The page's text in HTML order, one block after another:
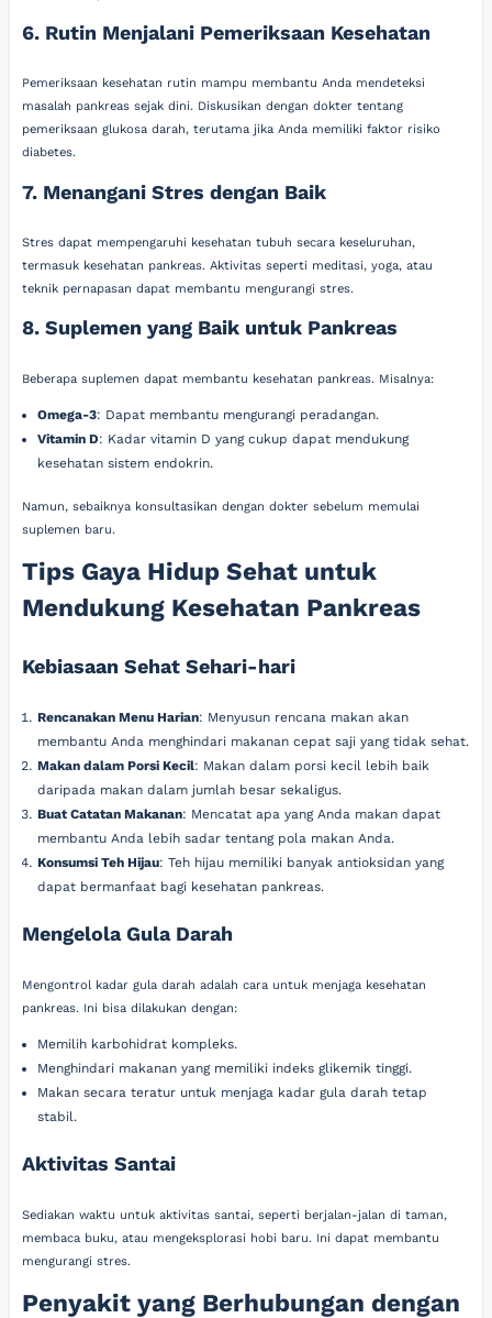
6. Rutin Menjalani Pemeriksaan Kesehatan
Pemeriksaan kesehatan rutin mampu membantu Anda mendeteksi
masalah pankreas sejak dini. Diskusikan dengan dokter tentang
pemeriksaan glukosa darah, terutama jika Anda memiliki faktor risiko
diabetes.
7. Menangani Stres dengan Baik
Stres dapat mempengaruhi kesehatan tubuh secara keseluruhan,
termasuk kesehatan pankreas. Aktivitas seperti meditasi, yoga, atau
teknik pernapasan dapat membantu mengurangi stres.
8. Suplemen yang Baik untuk Pankreas
Beberapa suplemen dapat membantu kesehatan pankreas. Misalnya:
Omega-3: Dapat membantu mengurangi peradangan.
Vitamin D: Kadar vitamin D yang cukup dapat mendukung
kesehatan sistem endokrin.
Namun, sebaiknya konsultasikan dengan dokter sebelum memulai
suplemen baru.
Tips Gaya Hidup Sehat untuk
Mendukung Kesehatan Pankreas
Kebiasaan Sehat Sehari-hari
Rencanakan Menu Harian: Menyusun rencana makan akan
membantu Anda menghindari makanan cepat saji yang tidak sehat.
Makan dalam Porsi Kecil: Makan dalam porsi kecil lebih baik
daripada makan dalam jumlah besar sekaligus.
Buat Catatan Makanan: Mencatat apa yang Anda makan dapat
membantu Anda lebih sadar tentang pola makan Anda.
Konsumsi Teh Hijau: Teh hijau memiliki banyak antioksidan yang
dapat bermanfaat bagi kesehatan pankreas.
Mengelola Gula Darah
Mengontrol kadar gula darah adalah cara untuk menjaga kesehatan
pankreas. Ini bisa dilakukan dengan:
Memilih karbohidrat kompleks.
Menghindari makanan yang memiliki indeks glikemik tinggi.
Makan secara teratur untuk menjaga kadar gula darah tetap
stabil.
Aktivitas Santai
Sediakan waktu untuk aktivitas santai, seperti berjalan-jalan di taman,
membaca buku, atau mengeksplorasi hobi baru. Ini dapat membantu
mengurangi stres.
Penyakit yang Berhubungan dengan